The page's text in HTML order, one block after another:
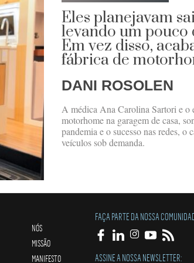
Eles planejavam
levando um pouco
Em vez disso,
fábrica de
DANI ROSOLEN
A médica Ana Carolina Sartori e o
motorhome na garagem de casa,
pandemia e o sucesso nas redes, o
veículos sob demanda.
NÓS
MISSÃO
MANIFESTO
FAÇA PARTE DA NOSSA
ASSINE A NOSSA NEWSLETTER: